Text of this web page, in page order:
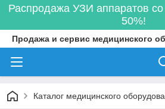
Распродажа УЗИ аппаратов
50%!
Продажа и сервис медицинского
Каталог медицинского